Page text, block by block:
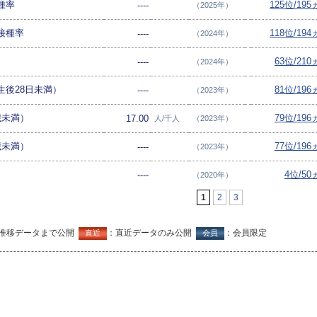
率 ---- （2025年） 125位/195
種率 ---- （2024年） 118位/194
---- （2024年） 63位/210
28日未満） ---- （2023年） 81位/196
満） 17.00 人/千人 （2023年） 79位/196
満） ---- （2023年） 77位/196
---- （2020年） 4位/50
1 2 3
移データまで公開 直近 ：直近データのみ公開 会員 ：会員限定